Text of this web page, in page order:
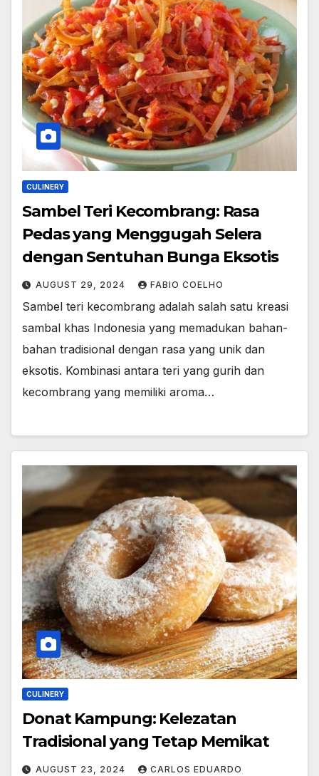
CULINERY
Sambel Teri Kecombrang: Rasa
Pedas yang Menggugah Selera
dengan Sentuhan Bunga Eksotis
AUGUST 29, 2024 FABIO COELHO
Sambel teri kecombrang adalah salah satu kreasi
sambal khas Indonesia yang memadukan bahan-
bahan tradisional dengan rasa yang unik dan
eksotis. Kombinasi antara teri yang gurih dan
kecombrang yang memiliki aroma…
CULINERY
Donat Kampung: Kelezatan
Tradisional yang Tetap Memikat
AUGUST 23, 2024 CARLOS EDUARDO